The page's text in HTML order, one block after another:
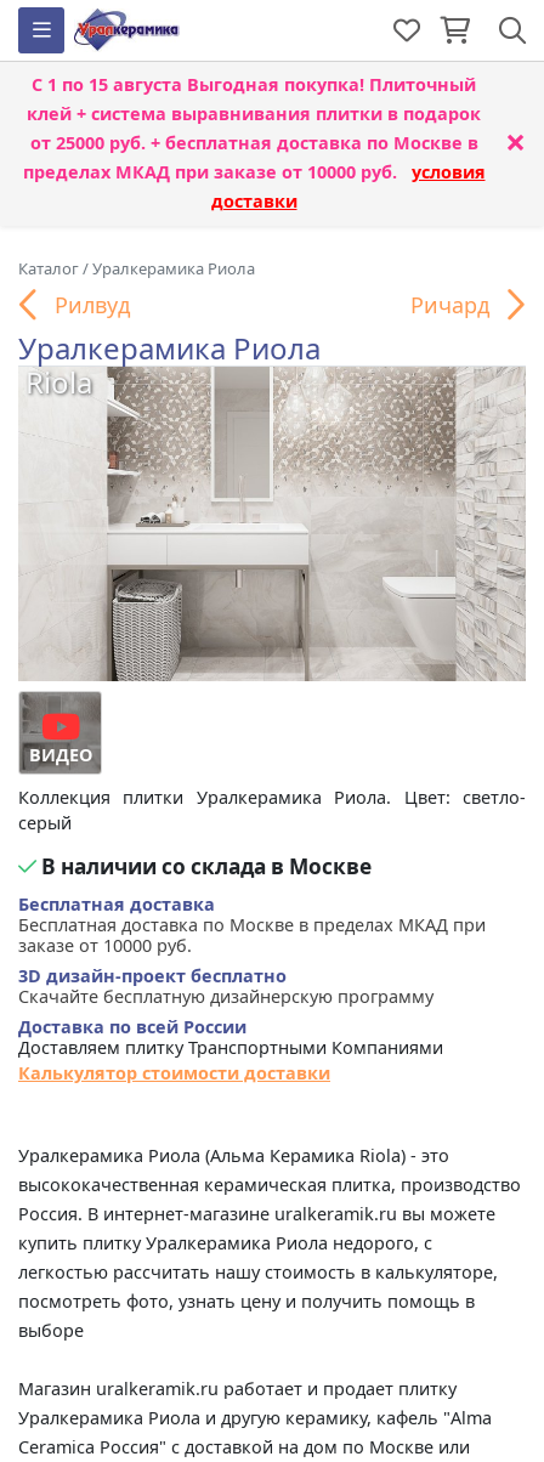
С 1 по 15 августа Выгодная покупка! Плиточный
клей + система выравнивания плитки в подарок
от 25000 руб. + бесплатная доставка по Москве в
пределах МКАД при заказе от 10000 руб. условия
доставки
×
Каталог/Уралкерамика Риола
Рилвуд Ричард
Уралкерамика Риола
Riola
ВИДЕО
Коллекция плитки Уралкерамика Риола. Цвет: светло-
серый
В наличии со склада в Москве
Бесплатная доставка
Бесплатная доставка по Москве в пределах МКАД при
заказе от 10000 руб.
3D дизайн-проект бесплатно
Скачайте бесплатную дизайнерскую программу
Доставка по всей России
Доставляем плитку Транспортными Компаниями
Калькулятор стоимости доставки
Уралкерамика Риола (Альма Керамика Riola) - это
высококачественная керамическая плитка, производство
Россия. В интернет-магазине uralkeramik.ru вы можете
купить плитку Уралкерамика Риола недорого, с
легкостью рассчитать нашу стоимость в калькуляторе,
посмотреть фото, узнать цену и получить помощь в
выборе
Магазин uralkeramik.ru работает и продает плитку
Уралкерамика Риола и другую керамику, кафель "Alma
Ceramica Россия" с доставкой на дом по Москве или